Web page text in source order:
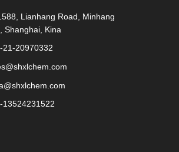
Lianhang Road, Minhang
Shanghai, Kina
21-20970332
13524231522